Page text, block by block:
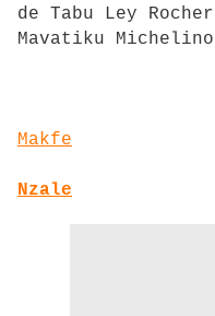
de Tabu Ley
Mavatiku
Makfe
Nzale